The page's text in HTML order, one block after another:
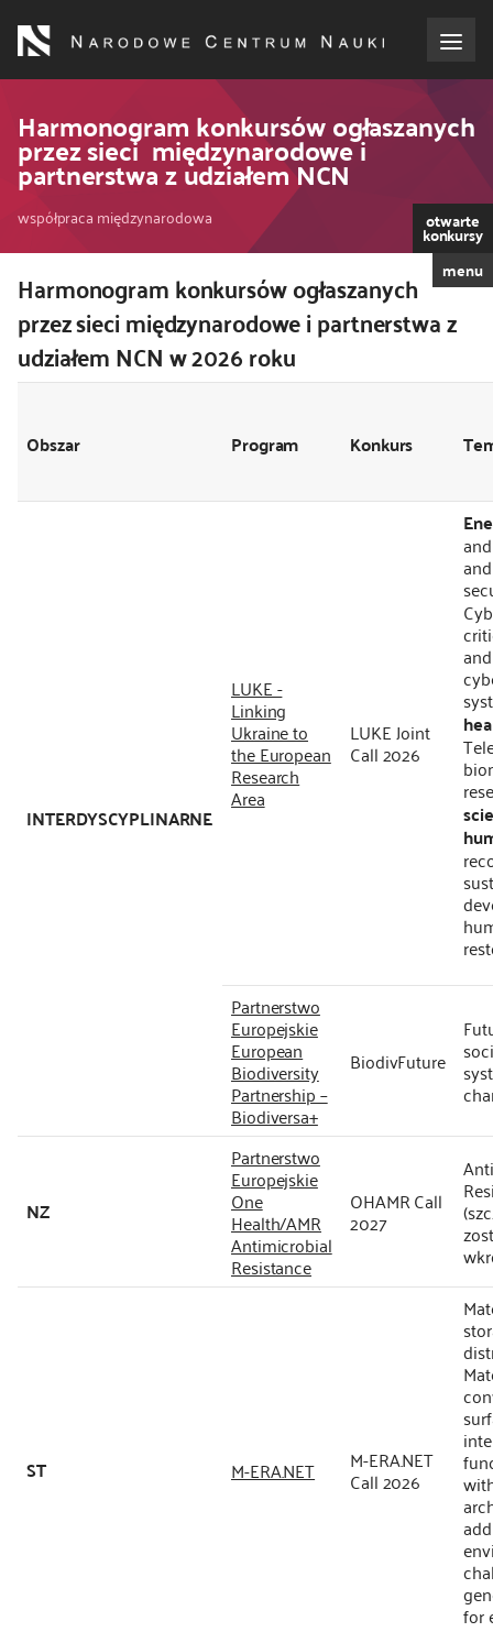
treści
dla wnioskodawców
dla realizujących projekty
dla ekspertów
efekty NCN
Harmonogram konkursów ogłaszanych
przez sieci międzynarodowe i
partnerstwa z udziałem NCN
Ścieżka
nawigacyjna
współpraca międzynarodowa otwarte
konkursy
menu
Kod
CSS
i
JS
Harmonogram konkursów ogłaszanych
przez sieci międzynarodowe i partnerstwa z
udziałem NCN w 2026 roku
Obszar Program Konkurs
INTERDYSCYPLINARNE
LUKE -
Linking
Ukraine to
the European
Research
Area
LUKE Joint
Call 2026
Partnerstwo
Europejskie
European
Biodiversity
Partnership –
Biodiversa+
BiodivFuture
NZ
Partnerstwo
Europejskie
One
Health/AMR
Antimicrobial
Resistance
OHAMR Call
2027
ST M-ERA.NET M-ERA.NET
Call 2026
for